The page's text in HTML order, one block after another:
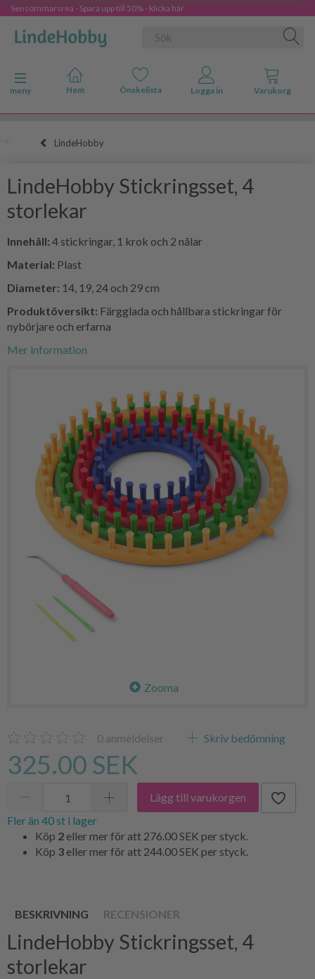
Sensommarsrea - Spara upp till 50% - klicka här
Ändra navigering
meny
LindeHobby
LindeHobby Stickringsset, 4
storlekar
Innehåll: 4 stickringar, 1 krok och 2 nålar
Material: Plast
Diameter: 14, 19, 24 och 29 cm
Produktöversikt: Färgglada och hållbara stickringar för
nybörjare och erfarna
Mer information
Zooma
0 anmeldelser Skriv bedömning
325.00 SEK
Lägg till varukorgen
Fler än 40 st i lager
Köp 2 eller mer för att 276.00 SEK per styck.
Köp 3 eller mer för att 244.00 SEK per styck.
BESKRIVNING RECENSIONER
LindeHobby Stickringsset, 4
storlekar